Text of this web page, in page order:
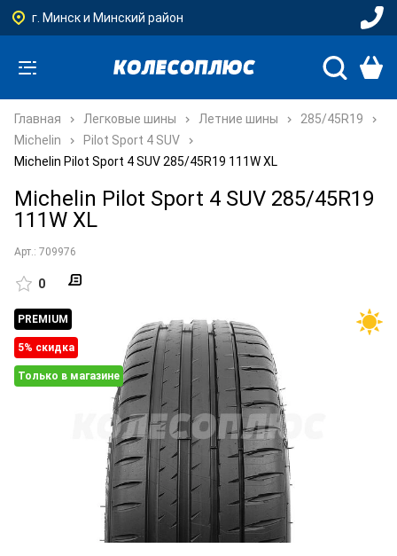
г. Минск и Минский район
Главная Легковые шины Летние шины
285/45R19
Michelin
Pilot Sport 4 SUV
Michelin Pilot Sport 4 SUV 285/45R19 111W XL
Michelin Pilot Sport 4 SUV 285/45R19
111W XL
Арт.: 709976
0
PREMIUM
5% cкидка
Только в магазине